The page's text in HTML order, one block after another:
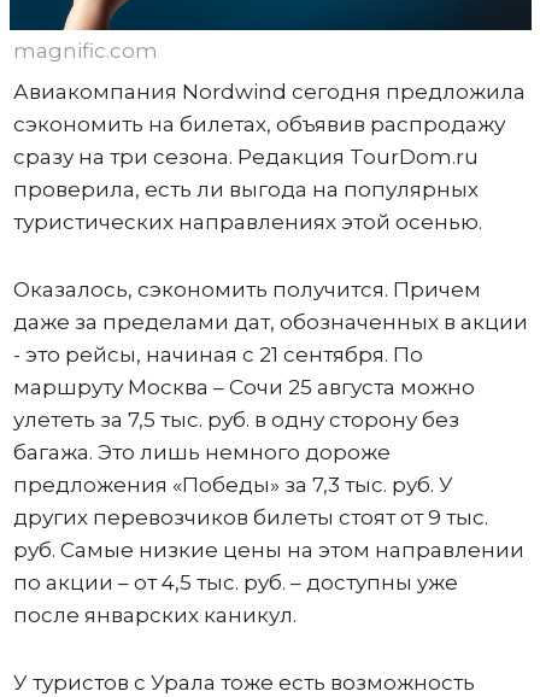
magnific.com
Авиакомпания Nordwind сегодня предложила
сэкономить на билетах, объявив распродажу
сразу на три сезона. Редакция TourDom.ru
проверила, есть ли выгода на популярных
туристических направлениях этой осенью.
Оказалось, сэкономить получится. Причем
даже за пределами дат, обозначенных в акции
- это рейсы, начиная с 21 сентября. По
маршруту Москва – Сочи 25 августа можно
улететь за 7,5 тыс. руб. в одну сторону без
багажа. Это лишь немного дороже
предложения «Победы» за 7,3 тыс. руб. У
других перевозчиков билеты стоят от 9 тыс.
руб. Самые низкие цены на этом направлении
по акции – от 4,5 тыс. руб. – доступны уже
после январских каникул.
У туристов с Урала тоже есть возможность